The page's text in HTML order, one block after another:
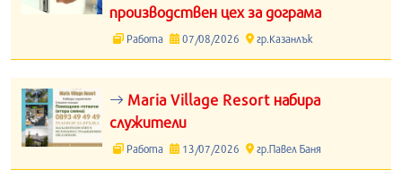
производствен цех за дограма
Работа 07/08/2026 гр.Казанлък
Maria Village Resort набира
служители
Работа 13/07/2026 гр.Павел Баня